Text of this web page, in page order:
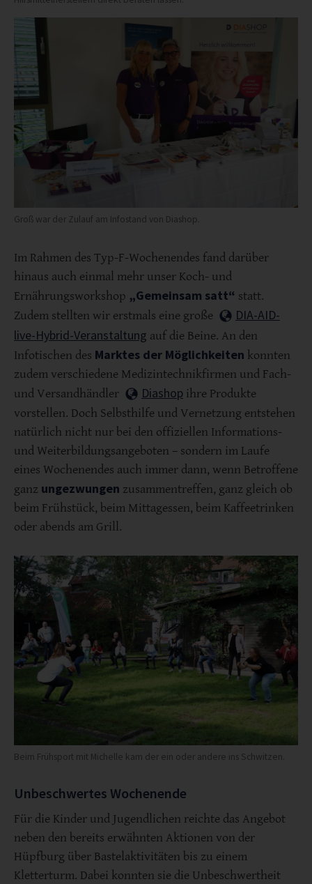
Groß war der Zulauf am Infostand von Diashop.
Im Rahmen des Typ-F-Wochenendes fand darüber
hinaus auch einmal mehr unser Koch- und
Ernährungsworkshop „Gemeinsam satt“ statt.
Zudem stellten wir erstmals eine große
DIA-AID-
live-Hybrid-Veranstaltung auf die Beine. An den
Infotischen des Marktes der Möglichkeiten konnten
zudem verschiedene Medizintechnikfirmen und Fach-
und Versandhändler
Diashop ihre Produkte
vorstellen. Doch Selbsthilfe und Vernetzung entstehen
natürlich nicht nur bei den offiziellen Informations-
und Weiterbildungsangeboten – sondern im Laufe
eines Wochenendes auch immer dann, wenn Betroffene
ganz ungezwungen zusammentreffen, ganz gleich ob
beim Frühstück, beim Mittagessen, beim Kaffeetrinken
oder abends am Grill.
Beim Frühsport mit Michelle kam der ein oder andere ins Schwitzen.
Unbeschwertes Wochenende
Für die Kinder und Jugendlichen reichte das Angebot
neben den bereits erwähnten Aktionen von der
Hüpfburg über Bastelaktivitäten bis zu einem
Kletterturm. Dabei konnten sie die Unbeschwertheit